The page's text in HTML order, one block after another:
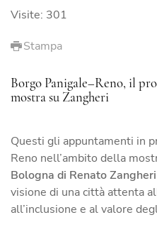
Visite: 301
Stampa
Borgo Panigale–Reno, il
mostra su Zangheri
Questi gli appuntamenti in
Reno nell’ambito della
Bologna di Renato Zangheri
visione di una città attenta
all’inclusione e al valore